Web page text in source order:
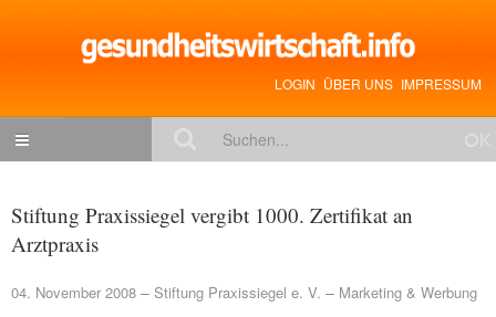
LOGIN ÜBER UNS IMPRESSUM
Gesundheitspolitik
Stiftung Praxissiegel vergibt 1000. Zertifikat an
Arztpraxis
04. November 2008 Stiftung Praxissiegel e. V. Marketing & Werbung